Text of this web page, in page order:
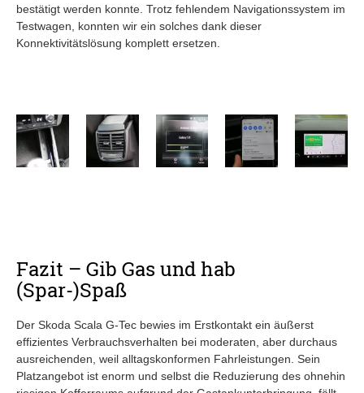
bestätigt werden konnte. Trotz fehlendem Navigationssystem im
Testwagen, konnten wir ein solches dank dieser
Konnektivitätslösung komplett ersetzen.
Fazit – Gib Gas und hab
(Spar-)Spaß
Der Skoda Scala G-Tec bewies im Erstkontakt ein äußerst
effizientes Verbrauchsverhalten bei moderaten, aber durchaus
ausreichenden, weil alltagskonformen Fahrleistungen. Sein
Platzangebot ist enorm und selbst die Reduzierung des ohnehin